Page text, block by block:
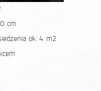
cm
ok. 4 m2